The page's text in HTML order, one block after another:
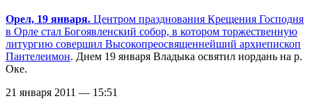
Орел, 19 января. Центром празднования Крещения Господня
в Орле стал Богоявленский собор, в котором торжественную
литургию совершил Высокопреосвященнейший архиепископ
Пантелеимон. Днем 19 января Владыка освятил иордань на р.
Оке.
21 января 2011 — 15:51